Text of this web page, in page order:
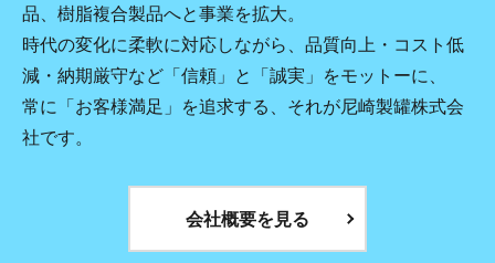
品、樹脂複合製品へと事業を拡大。
時代の変化に柔軟に対応しながら、品質向上・コスト低
減・納期厳守など「信頼」と「誠実」をモットーに、
常に「お客様満足」を追求する、それが尼崎製罐株式会
社です。
会社概要を見る